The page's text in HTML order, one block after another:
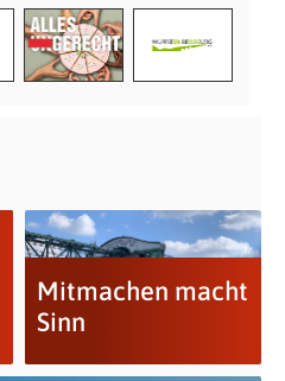
Mitmachen macht
Sinn